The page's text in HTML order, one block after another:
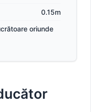
0.15m
oriunde